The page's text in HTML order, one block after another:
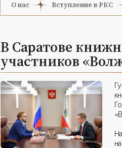
О нас Вступление в РКС
В Саратове
участников